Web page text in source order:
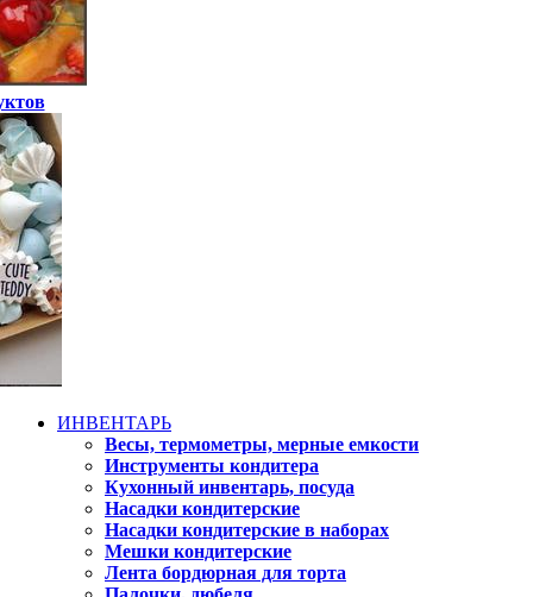
ИНВЕНТАРЬ
Весы, термометры, мерные емкости
Инструменты кондитера
Кухонный инвентарь, посуда
Насадки кондитерские
Насадки кондитерские в наборах
Мешки кондитерские
Лента бордюрная для торта